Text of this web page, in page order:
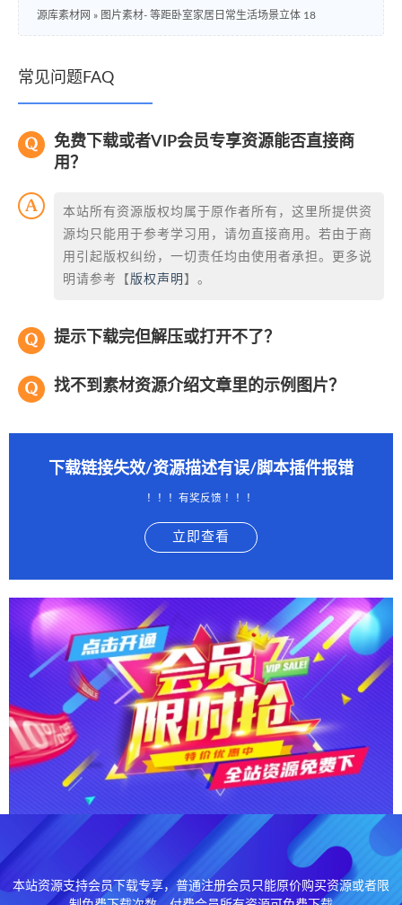
源库素材网 » 图片素材- 等距卧室家居日常生活场景立体 18
常见问题FAQ
免费下载或者VIP会员专享资源能否直接商
用？
本站所有资源版权均属于原作者所有，这里所提供资
源均只能用于参考学习用，请勿直接商用。若由于商
用引起版权纠纷，一切责任均由使用者承担。更多说
明请参考【 版权声明 】。
提示下载完但解压或打开不了？
找不到素材资源介绍文章里的示例图片？
下载链接失效/资源描述有误/脚本插件报错
！！！有奖反馈 ！！！
立即查看
本站资源支持会员下载专享，普通注册会员只能原价购买资源或者限